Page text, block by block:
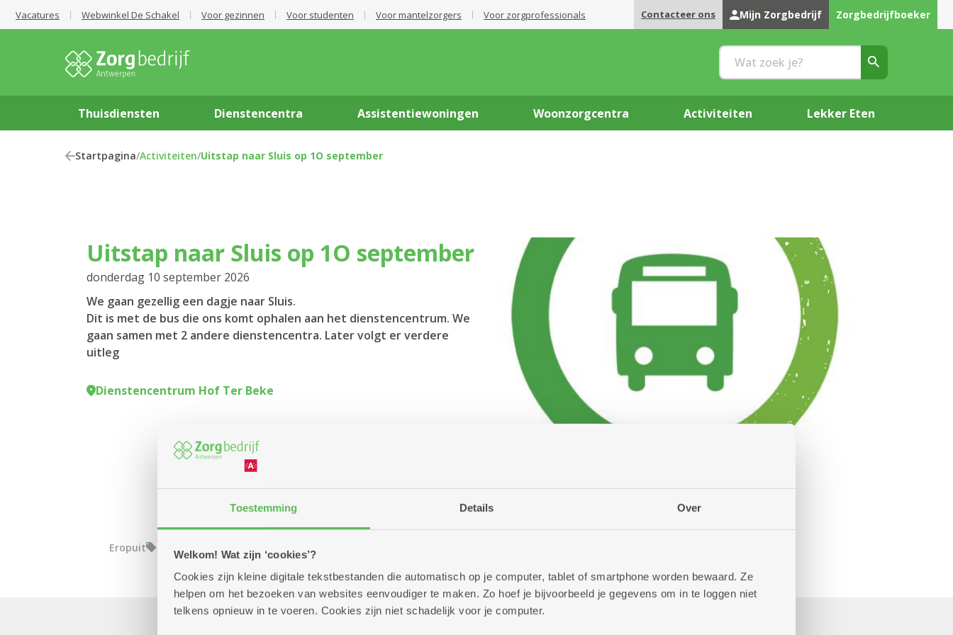
Toestemming Details Over
Welkom! Wat zijn ‘cookies’?
Cookies zijn kleine digitale tekstbestanden die automatisch op je computer, tablet of smartphone worden bewaard. Ze
helpen om het bezoeken van websites eenvoudiger te maken. Zo hoef je bijvoorbeeld je gegevens om in te loggen niet
telkens opnieuw in te voeren. Cookies zijn niet schadelijk voor je computer.
Vacatures Webwinkel De Schakel Voor gezinnen Voor studenten Voor mantelzorgers Voor zorgprofessionals Contacteer ons Mijn Zorgbedrijf Zorgbedrijfboeker
Thuisdiensten Dienstencentra Assistentiewoningen Woonzorgcentra Activiteiten Lekker Eten
Startpagina/Activiteiten/Uitstap naar Sluis op 1O september
Uitstap naar Sluis op 1O september
donderdag 10 september 2026
We gaan gezellig een dagje naar Sluis.
Dit is met de bus die ons komt ophalen aan het dienstencentrum. We
gaan samen met 2 andere dienstencentra. Later volgt er verdere
uitleg
Dienstencentrum Hof Ter Beke
Eropuit